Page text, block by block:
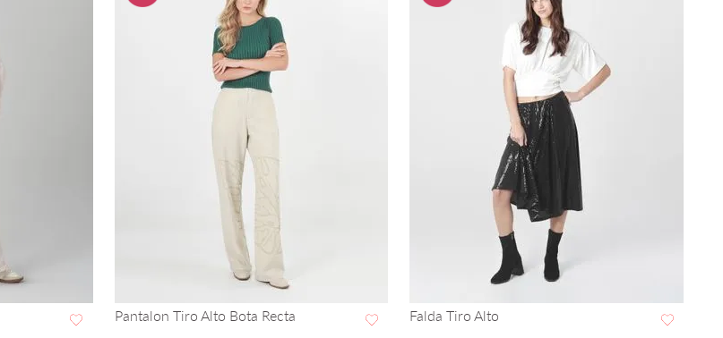
Pantalon Tiro Alto Bota Recta Falda Tiro Alto